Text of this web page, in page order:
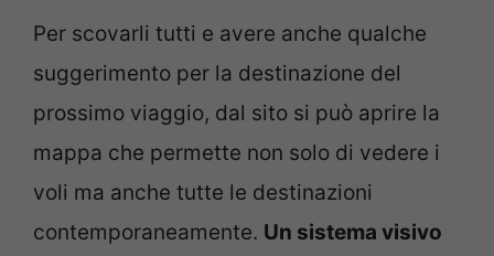
Per scovarli tutti e avere anche qualche
suggerimento per la destinazione del
prossimo viaggio, dal sito si può aprire la
mappa che permette non solo di vedere i
voli ma anche tutte le destinazioni
contemporaneamente. Un sistema visivo